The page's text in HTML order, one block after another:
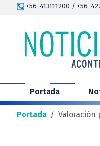
+56-413111200 / +56-
Portada
Portada / Valoración